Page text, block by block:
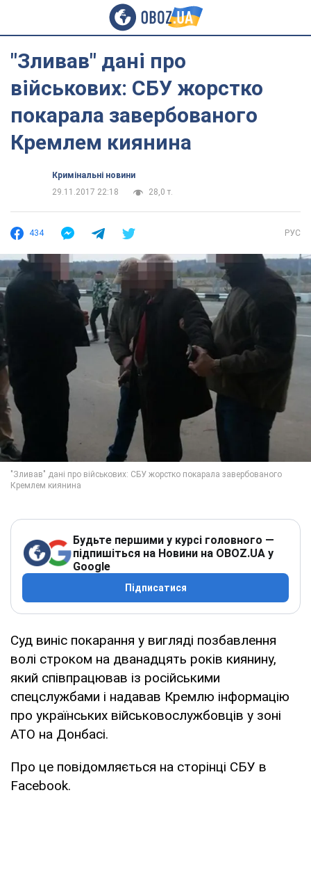
"Зливав" дані про
військових: СБУ жорстко
покарала завербованого
Кремлем киянина
Кримінальні новини
29.11.2017 22:18
28,0 т.
434 РУС
Будьте першими у курсі головного —
підпишіться на Новини на OBOZ.UA у
Google
Підписатися
Суд виніс покарання у вигляді позбавлення
волі строком на дванадцять років киянину,
який співпрацював із російськими
спецслужбами і надавав Кремлю інформацію
про українських військовослужбовців у зоні
АТО на Донбасі.
Про це повідомляється на сторінці СБУ в
Facebook.